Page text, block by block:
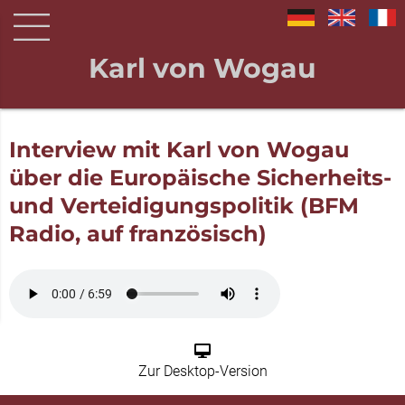
Karl von Wogau
Interview mit Karl von Wogau
über die Europäische Sicherheits-
und Verteidigungspolitik (BFM
Radio, auf französisch)
Zur Desktop-Version